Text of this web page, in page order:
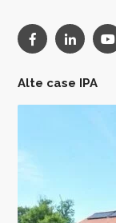
Alte case IPA